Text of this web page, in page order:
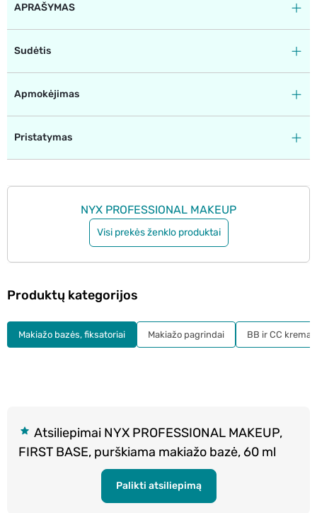
APRAŠYMAS
Sudėtis
Apmokėjimas
Pristatymas
NYX PROFESSIONAL MAKEUP
Visi prekės ženklo produktai
Atsiliepimai NYX PROFESSIONAL MAKEUP,
FIRST BASE, purškiama makiažo bazė, 60 ml
Palikti atsiliepimą
Produktų kategorijos
Makiažo bazės, fiksatoriai Makiažo pagrindai BB ir CC kremai